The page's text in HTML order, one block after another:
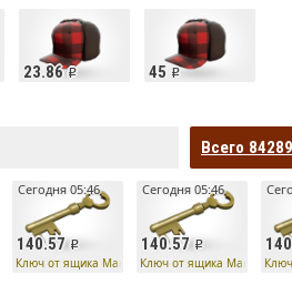
23.86 45
Всего
Ко
140.57
Сегодня 05:46
Ключ от ящика Манн Ко
140.57
Сегодня 05:46
Ключ от ящика Манн Ко